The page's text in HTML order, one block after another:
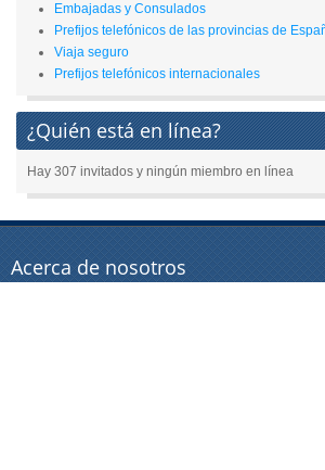
Embajadas y Consulados
Prefijos telefónicos de las provincias de
Viaja seguro
Prefijos telefónicos internacionales
¿Quién está en línea?
Hay 307 invitados y ningún miembro en línea
Acerca de nosotros